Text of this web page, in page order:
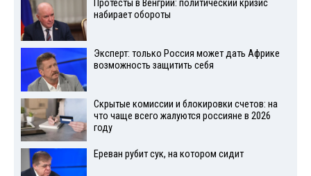
Протесты в Венгрии: политический кризис
набирает обороты
Эксперт: только Россия может дать Африке
возможность защитить себя
Скрытые комиссии и блокировки счетов: на
что чаще всего жалуются россияне в 2026
году
Ереван рубит сук, на котором сидит